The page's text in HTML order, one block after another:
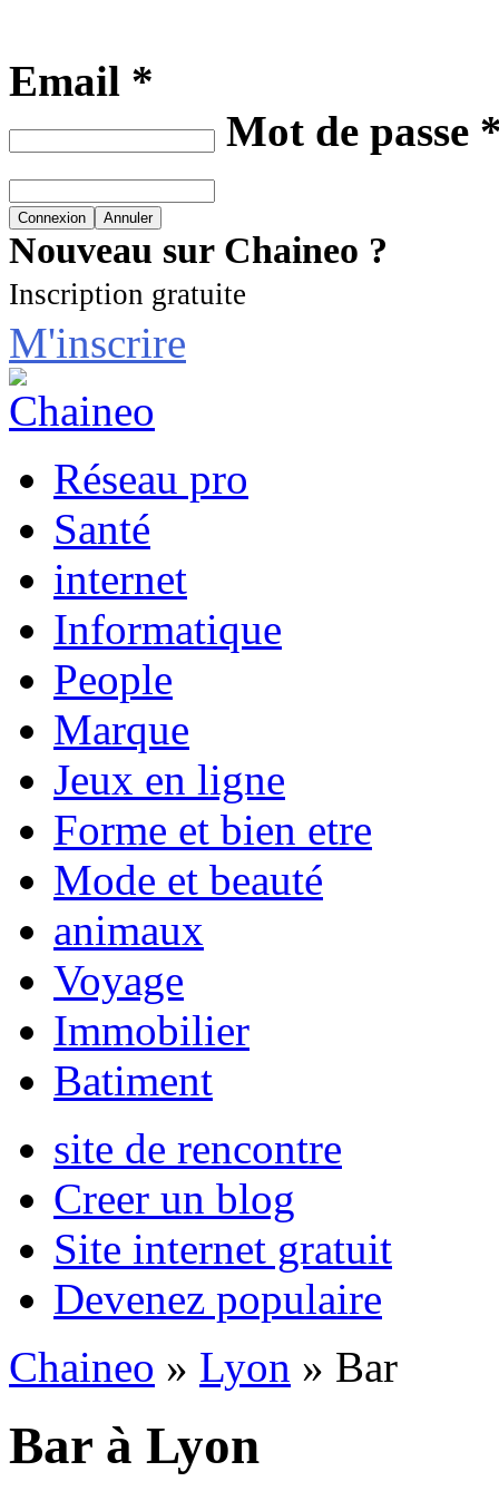
Email *
Mot de passe
Nouveau sur Chaineo ?
Inscription gratuite
M'inscrire
Réseau pro
Santé
internet
Informatique
People
Marque
Jeux en ligne
Forme et bien etre
Mode et beauté
animaux
Voyage
Immobilier
Batiment
site de rencontre
Creer un blog
Site internet gratuit
Devenez populaire
Chaineo » Lyon » Bar
Bar à Lyon